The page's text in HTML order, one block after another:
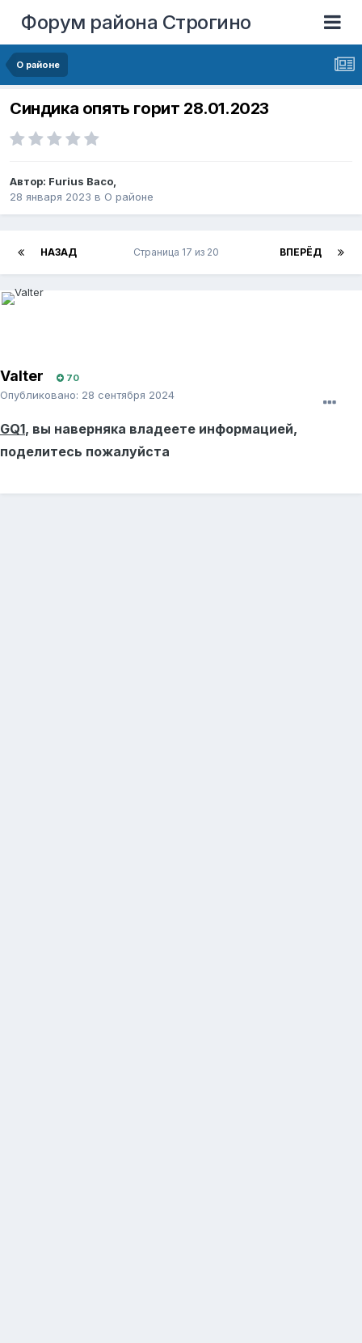
Форум района Строгино
О районе
Синдика опять горит 28.01.2023
Автор: Furius Baco,
28 января 2023 в О районе
НАЗАД ВПЕРЁД
Страница 17 из 20
Valter 70
Опубликовано: 28 сентября 2024
GQ1, вы наверняка владеете информацией,
поделитесь пожалуйста